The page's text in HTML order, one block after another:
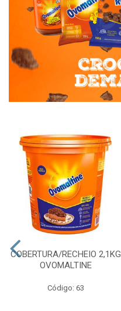
COBERTURA/RECHEIO 2,1KG
OVOMALTINE
Código: 63